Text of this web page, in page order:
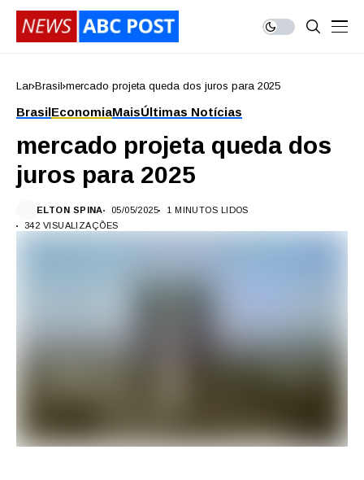
Lar Brasil mercado projeta queda dos juros para 2025
BrasilEconomiaMaisÚltimas Notícias
mercado projeta queda dos
juros para 2025
ELTON SPINA 05/05/2025
1 MINUTOS LIDOS
342 VISUALIZAÇÕES